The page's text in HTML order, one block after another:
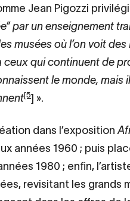
Jean Pigozzi
par un enseignement
musées où l’on voit des
ceux qui continuent de
le monde, mais
[5] ».
dans l’exposition
années 1960 ; puis
1980 ; enfin,
revisitant les grands